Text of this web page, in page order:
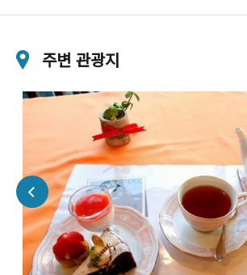
주변 관광지